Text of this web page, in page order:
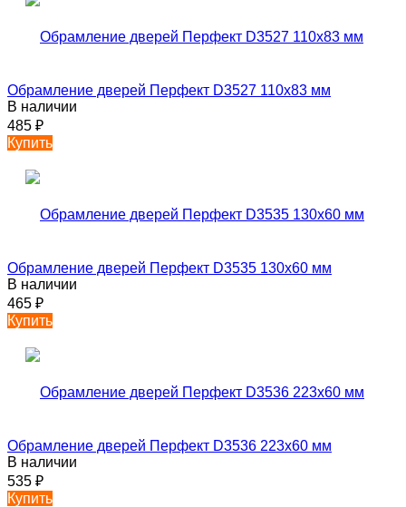
Обрамление дверей Перфект D3527 110х83 мм
В наличии
485 ₽
Купить
Обрамление дверей Перфект D3535 130х60 мм
В наличии
465 ₽
Купить
Обрамление дверей Перфект D3536 223х60 мм
В наличии
535 ₽
Купить